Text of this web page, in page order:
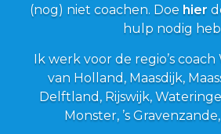
(nog) niet coachen. Doe hier
hulp nodig
Ik werk voor de regio’s
van Holland, Maasdijk,
Delftland, Rijswijk,
Monster, ’s